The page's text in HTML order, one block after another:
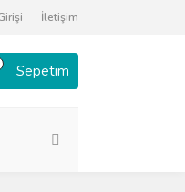
İletişim
Sepetim